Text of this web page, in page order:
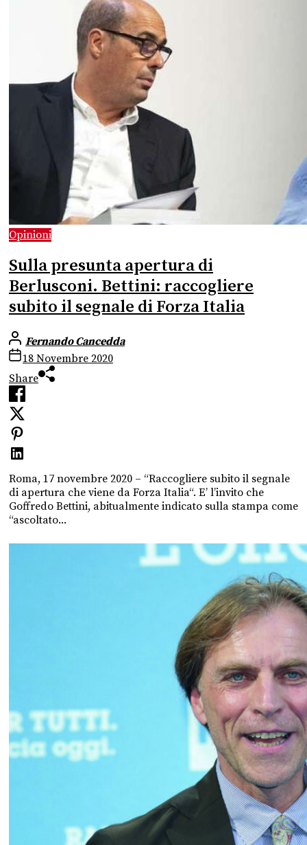
Opinioni
Sulla presunta apertura di
Berlusconi. Bettini: raccogliere
subito il segnale di Forza Italia
Fernando Cancedda
18 Novembre 2020
Share
Roma, 17 novembre 2020 – “Raccogliere subito il segnale
di apertura che viene da Forza Italia“. E’ l’invito che
Goffredo Bettini, abitualmente indicato sulla stampa come
“ascoltato...